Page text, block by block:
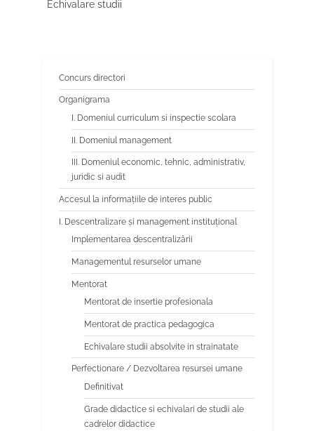
Echivalare studii
Concurs directori
Organigrama
I. Domeniul curriculum si inspectie scolara
II. Domeniul management
III. Domeniul economic, tehnic, administrativ,
juridic si audit
Accesul la informațiile de interes public
I. Descentralizare și management instituțional
Implementarea descentralizării
Managementul resurselor umane
Mentorat
Mentorat de insertie profesionala
Mentorat de practica pedagogica
Echivalare studii absolvite in strainatate
Perfectionare / Dezvoltarea resursei umane
Definitivat
Grade didactice si echivalari de studii ale
cadrelor didactice